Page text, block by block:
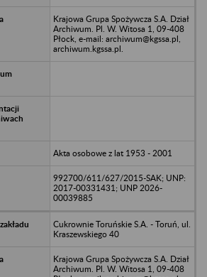
Krajowa Grupa Spożywcza S.A. Dział
Archiwum. Pl. W. Witosa 1, 09-408
Płock, e-mail: archiwum@kgssa.pl,
archiwum.kgssa.pl.
Akta osobowe z lat 1953 - 2001
992700/611/627/2015-SAK; UNP:
2017-00331431; UNP 2026-
00039885
Cukrownie Toruńskie S.A. - Toruń, ul.
Kraszewskiego 40
Krajowa Grupa Spożywcza S.A. Dział
Archiwum. Pl. W. Witosa 1, 09-408